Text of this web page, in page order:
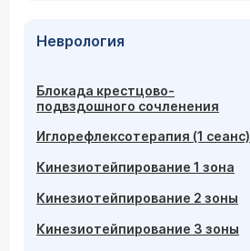
Неврология
Блокада крестцово-
подвздошного сочленения
Иглорефлексотерапия (1 сеанс)
Кинезиотейпирование 1 зона
Кинезиотейпирование 2 зоны
Кинезиотейпирование 3 зоны